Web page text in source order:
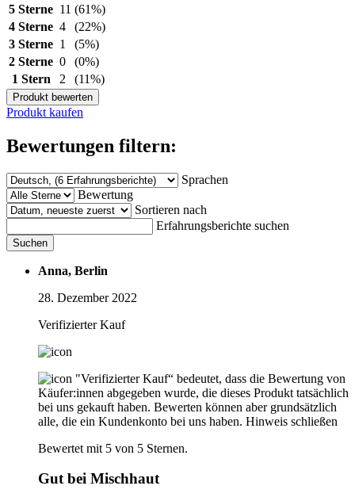
5 Sterne 11 (61%)
4 Sterne 4
(22%)
3 Sterne 1
(5%)
2 Sterne 0
(0%)
1 Stern
2 (11%)
Produkt bewerten
Produkt kaufen
Bewertungen filtern:
Sprachen
Bewertung
Sortieren nach
Erfahrungsberichte suchen
Suchen
Anna, Berlin
28. Dezember 2022
Verifizierter Kauf
"Verifizierter Kauf“ bedeutet, dass die Bewertung von
Käufer:innen abgegeben wurde, die dieses Produkt tatsächlich
bei uns gekauft haben. Bewerten können aber grundsätzlich
alle, die ein Kundenkonto bei uns haben. Hinweis schließen
Bewertet mit 5 von 5 Sternen.
Gut bei Mischhaut